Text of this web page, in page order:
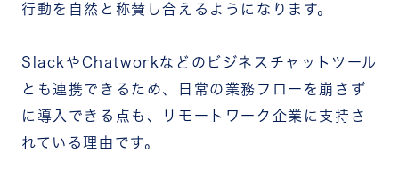
行動を自然と称賛し合えるようになります。
SlackやChatworkなどのビジネスチャットツール
とも連携できるため、日常の業務フローを崩さず
に導入できる点も、リモートワーク企業に支持さ
れている理由です。